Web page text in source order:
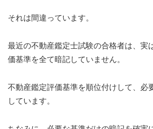
それは間違っています。
最近の不動産鑑定士試験の合格者は、実
価基準を全て暗記していません。
不動産鑑定評価基準を順位付けして、必
しています。